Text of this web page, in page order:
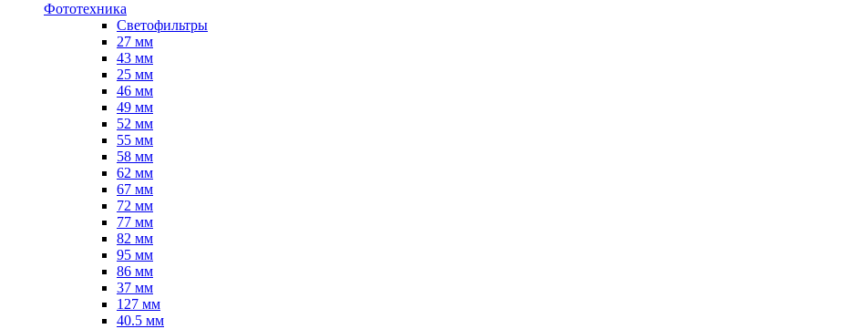
Фототехника
Светофильтры
27 мм
43 мм
25 мм
46 мм
49 мм
52 мм
55 мм
58 мм
62 мм
67 мм
72 мм
77 мм
82 мм
95 мм
86 мм
37 мм
127 мм
40.5 мм